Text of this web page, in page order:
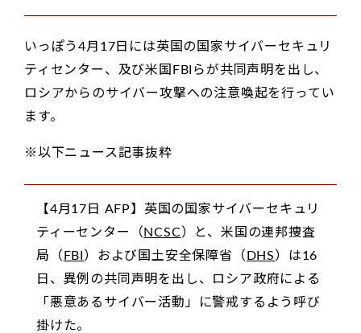
いっぽう4月17日には英国の国家サイバーセキュリ
ティセンター、及び米国FBIらが共同声明を出し、
ロシアからのサイバー攻撃への注意喚起を行ってい
ます。
※以下ニュース記事抜粋
【4月17日 AFP】英国の国家サイバーセキュリ
ティーセンター（NCSC）と、米国の連邦捜査
局（ FBI ）および国土安全保障省（ DHS ）は16
日、異例の共同声明を出し、ロシア政府による
「悪意あるサイバー活動」に警戒するよう呼び
掛けた。